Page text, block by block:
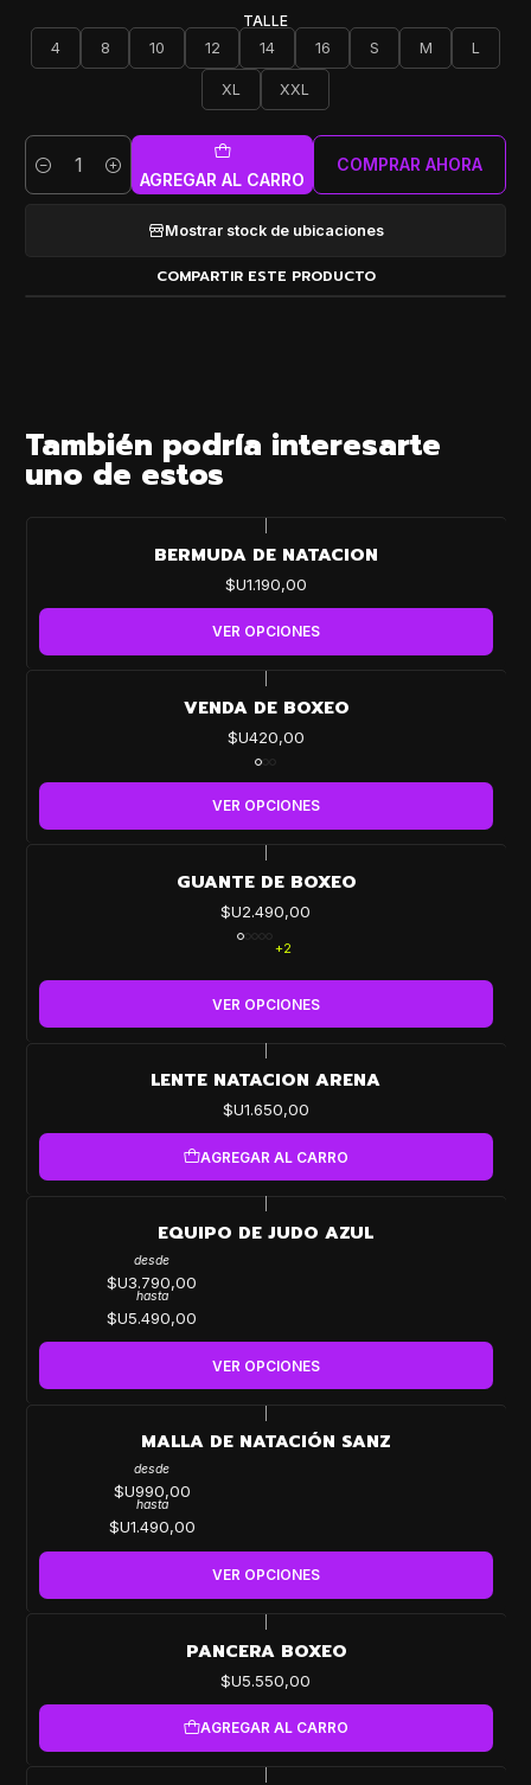
TALLE
4
8 10 12 14 16 S M L
XL XXL
Cantidad AGREGAR AL CARRO
COMPRAR AHORA
Mostrar stock de ubicaciones
COMPARTIR ESTE PRODUCTO
También podría interesarte
uno de estos
BERMUDA DE NATACION
$U1.190,00
VER OPCIONES
VENDA DE BOXEO
$U420,00
VER OPCIONES
GUANTE DE BOXEO
$U2.490,00
+2
VER OPCIONES
LENTE NATACION ARENA
$U1.650,00
AGREGAR AL CARRO
EQUIPO DE JUDO AZUL
desde
$U3.790,00
hasta
$U5.490,00
VER OPCIONES
MALLA DE NATACIÓN SANZ
desde
$U990,00
hasta
$U1.490,00
VER OPCIONES
PANCERA BOXEO
$U5.550,00
AGREGAR AL CARRO